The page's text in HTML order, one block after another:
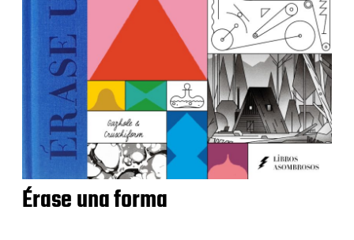
Érase una forma